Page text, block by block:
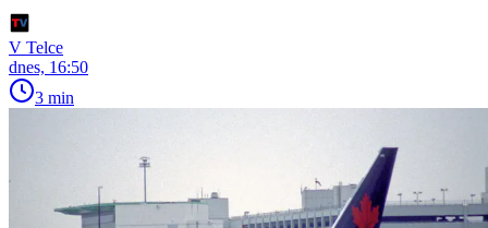
V Telce
dnes, 16:50
3 min